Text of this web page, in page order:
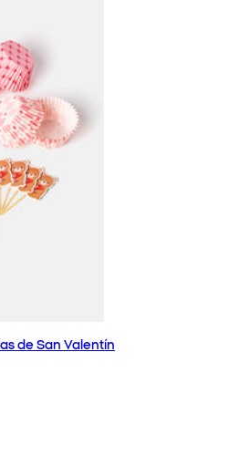
de San Valentín